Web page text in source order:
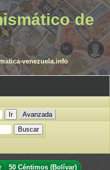
de
venezuela.info
Avanzada
50 Céntimos (Bolívar)